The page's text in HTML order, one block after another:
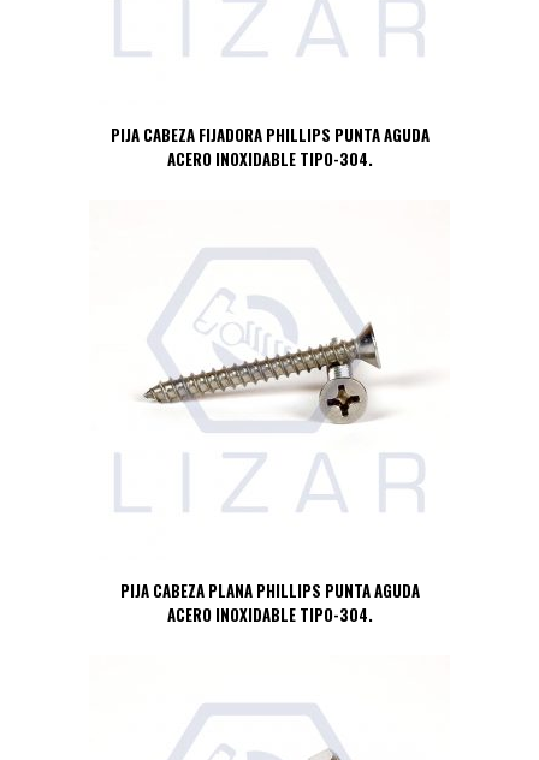
PIJA CABEZA FIJADORA PHILLIPS PUNTA AGUDA
ACERO INOXIDABLE TIPO-304.
PIJA CABEZA PLANA PHILLIPS PUNTA AGUDA
ACERO INOXIDABLE TIPO-304.